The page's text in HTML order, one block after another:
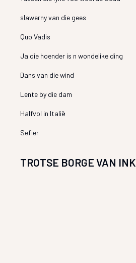
slawerny van die gees
Quo Vadis
Ja die hoender is n wondelike ding
Dans van die wind
Lente by die dam
Halfvol in Italië
Sefier
TROTSE BORGE VAN INK